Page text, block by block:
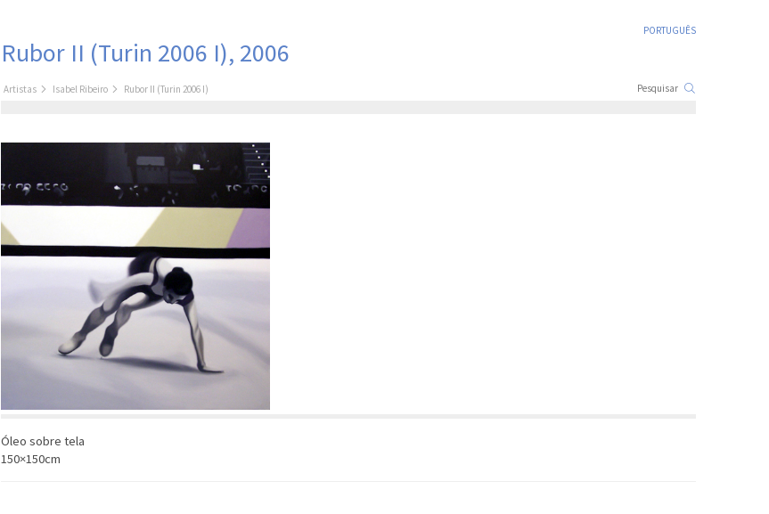
PORTUGUÊS
Rubor II (Turin 2006 I), 2006
Artistas Isabel Ribeiro Rubor II (Turin 2006 I)
Óleo sobre tela
150×150cm